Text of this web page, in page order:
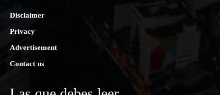
Disclaimer
Privacy
Advertisement
Contact us